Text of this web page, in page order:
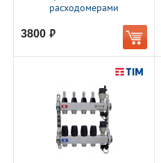
расходомерами
3800 руб.